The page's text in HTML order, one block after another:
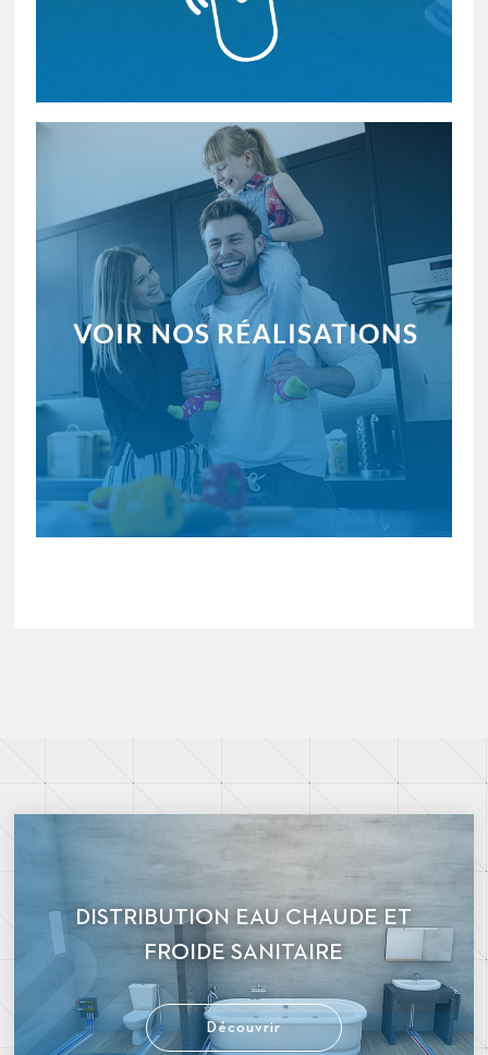
DISTRIBUTION EAU CHAUDE ET
FROIDE SANITAIRE
Découvrir